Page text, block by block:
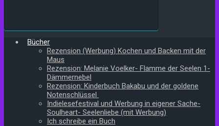
Bücher
Rezension (Werbung) Kochen und Backen mit der
Maus
Rezension: Melanie Voelker- Flamme der Seelen 1-
Dämmernebel
Rezension: Kinderbuch Bakabu und der goldene
Notenschlüssel
Indielesefestival und Werbung in eigener Sache-
Soulheart- Seelenliebe (mit Werbung)
Ich schreibe ein Buch